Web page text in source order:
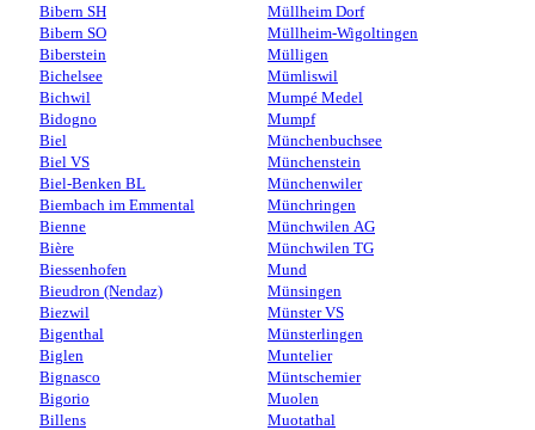
Bibern SH
Bibern SO
Biberstein
Bichelsee
Bichwil
Bidogno
Biel
Biel VS
Biel-Benken BL
Biembach im Emmental
Bienne
Bière
Biessenhofen
Bieudron (Nendaz)
Biezwil
Bigenthal
Biglen
Bignasco
Bigorio
Billens
Müllheim Dorf
Müllheim-Wigoltingen
Mülligen
Mümliswil
Mumpé Medel
Mumpf
Münchenbuchsee
Münchenstein
Münchenwiler
Münchringen
Münchwilen AG
Münchwilen TG
Mund
Münsingen
Münster VS
Münsterlingen
Muntelier
Müntschemier
Muolen
Muotathal